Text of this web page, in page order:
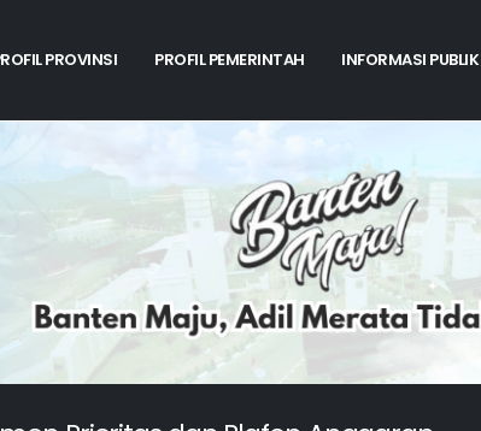
PROVINSI PROFIL PEMERINTAH INFORMASI PUBLIK